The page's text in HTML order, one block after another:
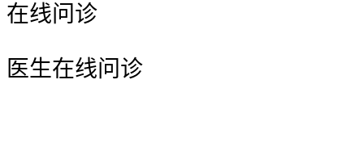
在线问诊
医生在线问诊